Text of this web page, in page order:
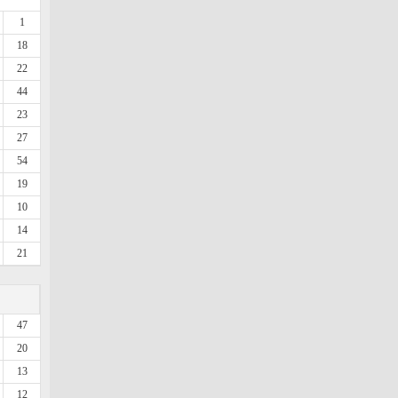
1
18
22
44
23
27
54
19
10
14
21
47
20
13
12